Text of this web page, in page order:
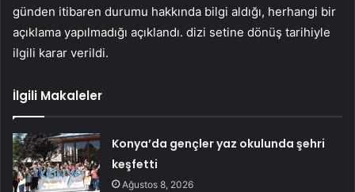
günden itibaren durumu hakkında bilgi aldığı, herhangi bir
açıklama yapılmadığı açıklandı. dizi setine dönüş tarihiyle
ilgili karar verildi.
İlgili Makaleler
Konya’da gençler yaz okulunda şehri
keşfetti
Ağustos 8, 2026